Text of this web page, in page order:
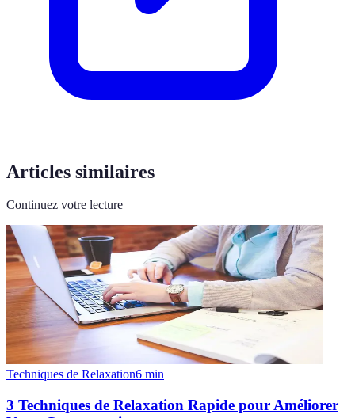
Articles similaires
Continuez votre lecture
Techniques de Relaxation6 min
3 Techniques de Relaxation Rapide pour Améliorer